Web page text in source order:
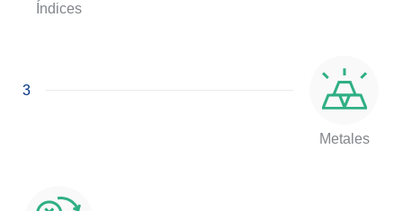
Índices
3
Metales